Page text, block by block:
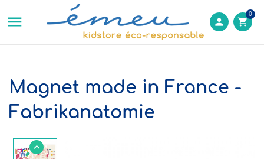
 person shopping_cart
0
Magnet made in France -
Fabrikanatomie
